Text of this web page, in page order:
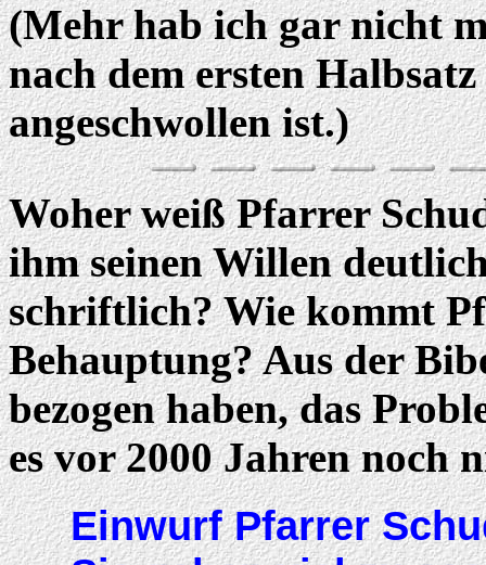
(Mehr hab ich gar nicht
nach dem ersten
angeschwollen ist.)
Woher weiß Pfarrer
ihm seinen Willen
schriftlich? Wie kommt
Behauptung? Aus der
bezogen haben, das
es vor 2000 Jahren noch
Einwurf Pfarrer